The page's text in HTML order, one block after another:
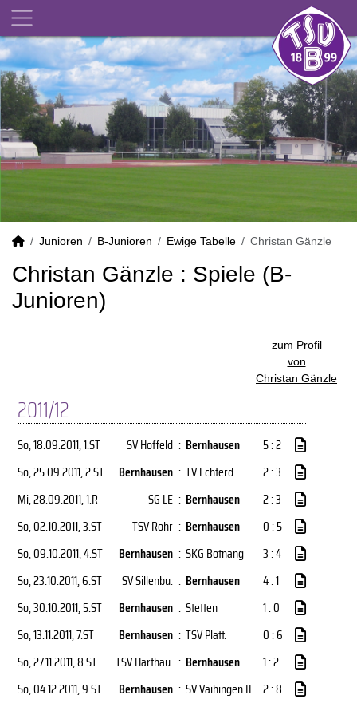
Junioren B-Junioren Ewige Tabelle Christan Gänzle
Christan Gänzle : Spiele (B-
Junioren)
zum Profil
von
Christan Gänzle
2011/12
So, 18.09.2011, 1.ST SV Hoffeld : Bernhausen
5 : 2
So, 25.09.2011, 2.ST Bernhausen : TV Echterd.
2 : 3
Mi, 28.09.2011, 1.R SG LE : Bernhausen
2 : 3
So, 02.10.2011, 3.ST TSV Rohr : Bernhausen
0 : 5
So, 09.10.2011, 4.ST Bernhausen : SKG Botnang
3 : 4
So, 23.10.2011, 6.ST SV Sillenbu. : Bernhausen
4 : 1
So, 30.10.2011, 5.ST Bernhausen : Stetten
1 : 0
So, 13.11.2011, 7.ST Bernhausen : TSV Platt.
0 : 6
So, 27.11.2011, 8.ST TSV Harthau. : Bernhausen
1 : 2
So, 04.12.2011, 9.ST Bernhausen : SV Vaihingen II 2 : 8